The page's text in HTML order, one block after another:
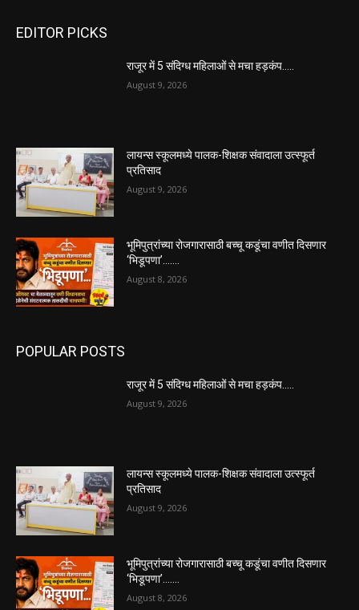
EDITOR PICKS
राजूर में 5 संदिग्ध महिलाओं से मचा हड़कंप…..
August 9, 2026
लायन्स स्कूलमध्ये पालक-शिक्षक संवादाला उत्स्फूर्त
प्रतिसाद
August 9, 2026
भूमिपुत्रांच्या रोजगारासाठी बच्चू कडूंचा वणीत दिसणार
‘भिडूपणा’…….
August 8, 2026
POPULAR POSTS
राजूर में 5 संदिग्ध महिलाओं से मचा हड़कंप…..
August 9, 2026
लायन्स स्कूलमध्ये पालक-शिक्षक संवादाला उत्स्फूर्त
प्रतिसाद
August 9, 2026
भूमिपुत्रांच्या रोजगारासाठी बच्चू कडूंचा वणीत दिसणार
‘भिडूपणा’…….
August 8, 2026